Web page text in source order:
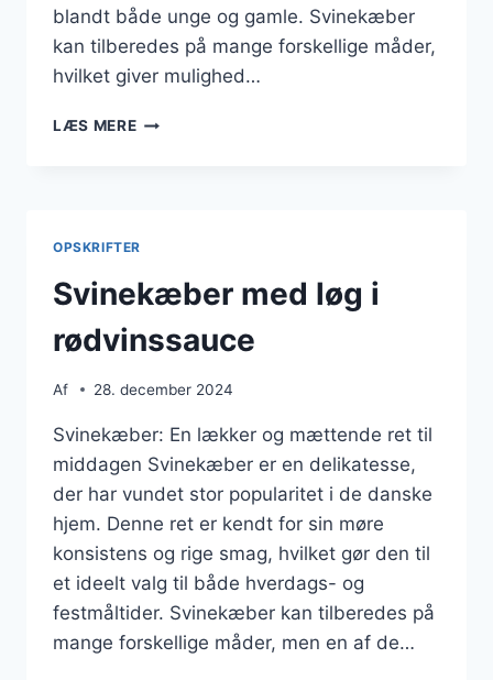
blandt både unge og gamle. Svinekæber
kan tilberedes på mange forskellige måder,
hvilket giver mulighed…
LÆS MERESVINEKÆBER
OPSKRIFTER
Svinekæber med løg i
rødvinssauce
Af 28. december 2024
Svinekæber: En lækker og mættende ret til
middagen Svinekæber er en delikatesse,
der har vundet stor popularitet i de danske
hjem. Denne ret er kendt for sin møre
konsistens og rige smag, hvilket gør den til
et ideelt valg til både hverdags- og
festmåltider. Svinekæber kan tilberedes på
mange forskellige måder, men en af de…